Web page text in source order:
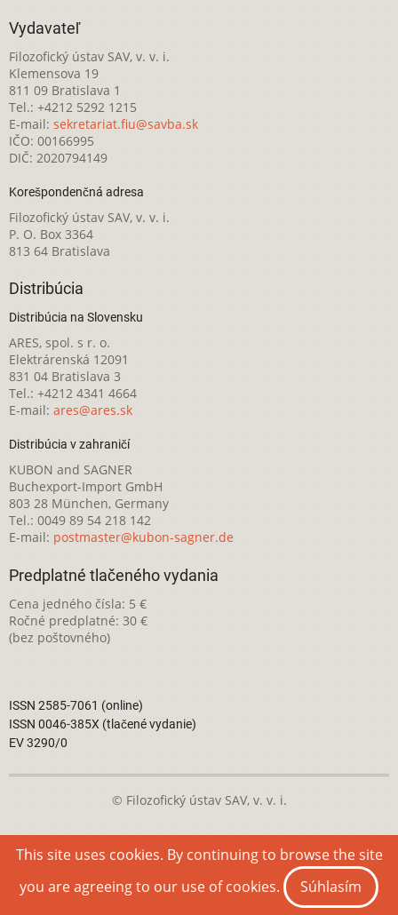
Vydavateľ
Filozofický ústav SAV, v. v. i.
Klemensova 19
811 09 Bratislava 1
Tel.: +4212 5292 1215
E-mail: sekretariat.fiu@savba.sk
IČO: 00166995
DIČ: 2020794149
Korešpondenčná adresa
Filozofický ústav SAV, v. v. i.
P. O. Box 3364
813 64 Bratislava
Distribúcia
Distribúcia na Slovensku
ARES, spol. s r. o.
Elektrárenská 12091
831 04 Bratislava 3
Tel.: +4212 4341 4664
E-mail: ares@ares.sk
Distribúcia v zahraničí
KUBON and SAGNER
Buchexport-Import GmbH
803 28 München, Germany
Tel.: 0049 89 54 218 142
E-mail: postmaster@kubon-sagner.de
Predplatné tlačeného vydania
Cena jedného čísla: 5 €
Ročné predplatné: 30 €
(bez poštovného)
ISSN 2585-7061 (online)
ISSN 0046-385X (tlačené vydanie)
EV 3290/0
© Filozofický ústav SAV, v. v. i.
Táto webová stránka je licencovaná podCreative Commons
Attribution-NonCommercial 4.0 International License
This site uses cookies. By continuing to browse the site
you are agreeing to our use of cookies.
Súhlasím